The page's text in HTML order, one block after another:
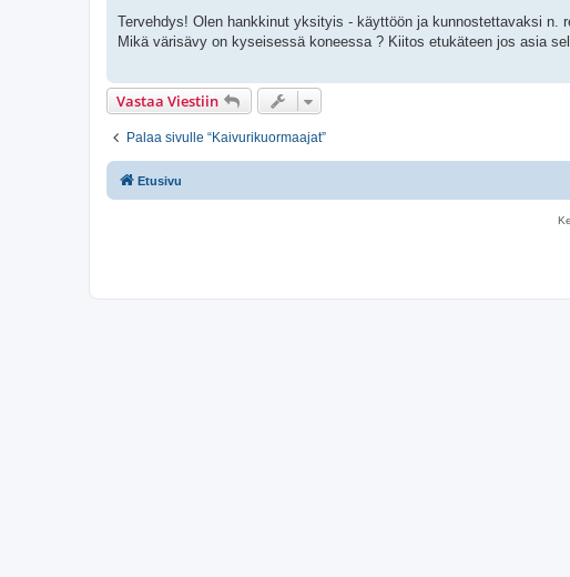
e
t
Tervehdys! Olen hankkinut yksityis - käyttöön ja kunnostettavaksi
Mikä värisävy on kyseisessä koneessa ? Kiitos etukäteen jos asia
Vastaa Viestiin
Palaa sivulle “Kaivurikuormaajat”
Etusivu